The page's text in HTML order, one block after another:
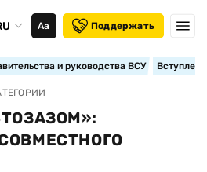
Аа Поддержать
и руководства ВСУ